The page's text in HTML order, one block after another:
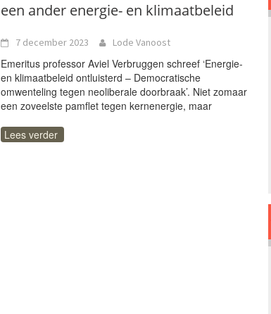
een ander energie- en klimaatbeleid
7 december 2023 Lode Vanoost
Emeritus professor Aviel Verbruggen schreef ‘Energie-
en klimaatbeleid ontluisterd – Democratische
omwenteling tegen neoliberale doorbraak’. Niet zomaar
een zoveelste pamflet tegen kernenergie, maar
Lees verder